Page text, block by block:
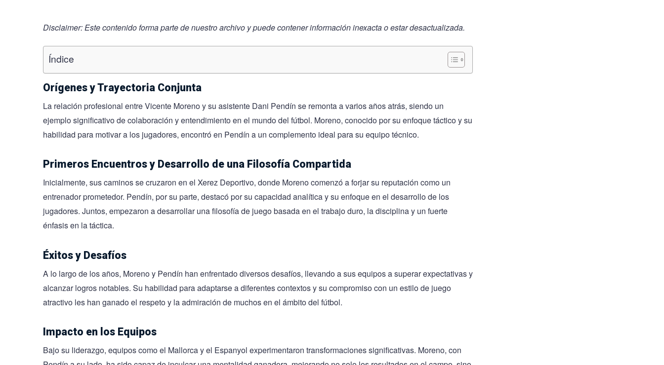
Disclaimer: Este contenido forma parte de nuestro archivo y puede contener información inexacta o estar desactualizada.
Índice
Orígenes y Trayectoria Conjunta
La relación profesional entre Vicente Moreno y su asistente Dani Pendín se remonta a varios años atrás, siendo un
ejemplo significativo de colaboración y entendimiento en el mundo del fútbol. Moreno, conocido por su enfoque táctico y su
habilidad para motivar a los jugadores, encontró en Pendín a un complemento ideal para su equipo técnico.
Primeros Encuentros y Desarrollo de una Filosofía Compartida
Inicialmente, sus caminos se cruzaron en el Xerez Deportivo, donde Moreno comenzó a forjar su reputación como un
entrenador prometedor. Pendín, por su parte, destacó por su capacidad analítica y su enfoque en el desarrollo de los
jugadores. Juntos, empezaron a desarrollar una filosofía de juego basada en el trabajo duro, la disciplina y un fuerte
énfasis en la táctica.
Éxitos y Desafíos
A lo largo de los años, Moreno y Pendín han enfrentado diversos desafíos, llevando a sus equipos a superar expectativas y
alcanzar logros notables. Su habilidad para adaptarse a diferentes contextos y su compromiso con un estilo de juego
atractivo les han ganado el respeto y la admiración de muchos en el ámbito del fútbol.
Impacto en los Equipos
Bajo su liderazgo, equipos como el Mallorca y el Espanyol experimentaron transformaciones significativas. Moreno, con